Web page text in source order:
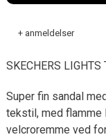
+ anmeldelser
SKECHERS LIGHTS
Super fin sandal
tekstil, med flamme
velcroremme ved